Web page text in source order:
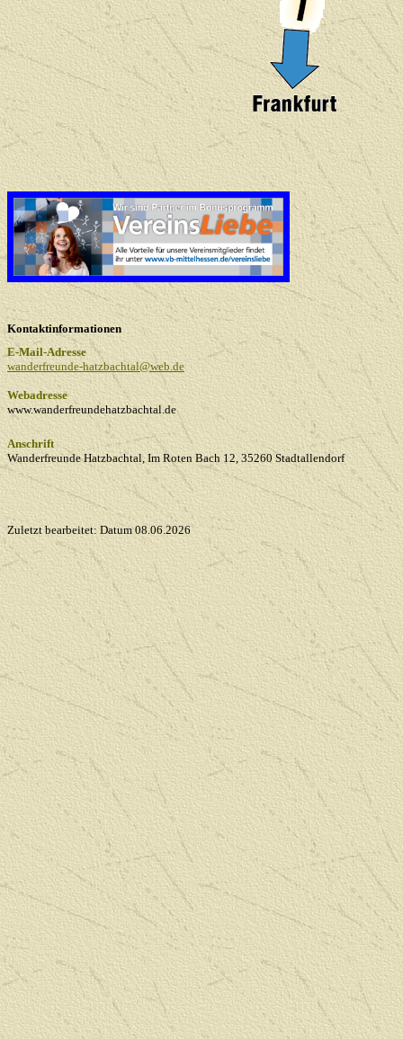
Kontaktinformationen
E-Mail-Adresse
wanderfreunde-hatzbachtal@web.de
Webadresse
www.wanderfreundehatzbachtal.de
Anschrift
Wanderfreunde Hatzbachtal, Im Roten Bach 12, 35260 Stadtallendorf
Zuletzt bearbeitet: Datum08.06.2026